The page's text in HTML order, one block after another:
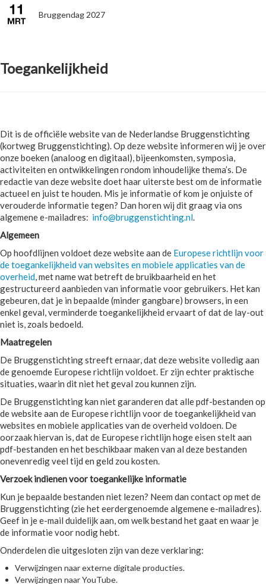
Bruggendag 2027
Toegankelijkheid
Dit is de officiële website van de Nederlandse Bruggenstichting
(kortweg Bruggenstichting). Op deze website informeren wij je over
onze boeken (analoog en digitaal), bijeenkomsten, symposia,
activiteiten en ontwikkelingen rondom inhoudelijke thema’s. De
redactie van deze website doet haar uiterste best om de informatie
actueel en juist te houden. Mis je informatie of kom je onjuiste of
verouderde informatie tegen? Dan horen wij dit graag via ons
algemene e-mailadres: info@bruggenstichting.nl
Algemeen
Op hoofdlijnen voldoet deze website aan de Europese richtlijn voor
de toegankelijkheid van websites en mobiele applicaties van de
overheid , met name wat betreft de bruikbaarheid en het
gestructureerd aanbieden van informatie voor gebruikers. Het kan
gebeuren, dat je in bepaalde (minder gangbare) browsers, in een
enkel geval, verminderde toegankelijkheid ervaart of dat de lay-out
niet is, zoals bedoeld.
Maatregelen
De Bruggenstichting streeft ernaar, dat deze website volledig aan
de genoemde Europese richtlijn voldoet. Er zijn echter praktische
situaties, waarin dit niet het geval zou kunnen zijn.
De Bruggenstichting kan niet garanderen dat alle pdf-bestanden op
de website aan de Europese richtlijn voor de toegankelijkheid van
websites en mobiele applicaties van de overheid voldoen. De
oorzaak hiervan is, dat de Europese richtlijn hoge eisen stelt aan
pdf-bestanden en het beschikbaar maken van al deze bestanden
onevenredig veel tijd en geld zou kosten.
Verzoek indienen voor toegankelijke informatie
Kun je bepaalde bestanden niet lezen? Neem dan contact op met de
Bruggenstichting (zie het eerdergenoemde algemene e-mailadres).
Geef in je e-mail duidelijk aan, om welk bestand het gaat en waar je
de informatie voor nodig hebt.
Onderdelen die uitgesloten zijn van deze verklaring:
Verwijzingen naar externe digitale producties.
Verwijzingen naar YouTube.